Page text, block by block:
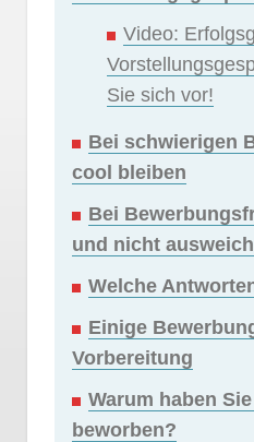
Video:
Sie sich vor!
Bei schwierigen
cool bleiben
Bei
und nicht
Welche
Einige
Vorbereitung
Warum haben
beworben?